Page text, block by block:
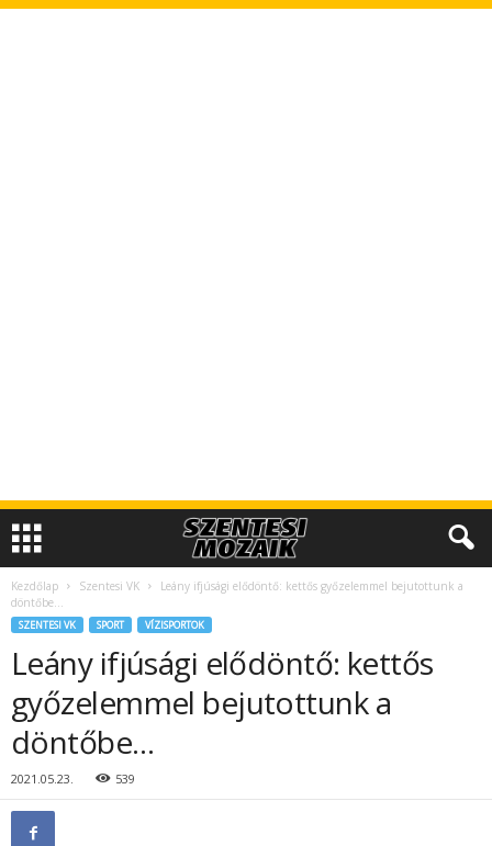
Kezdőlap Szentesi VK
Leány ifjúsági elődöntő: kettős győzelemmel bejutottunk a
döntőbe…
SZENTESI VK SPORT VÍZISPORTOK
Leány ifjúsági elődöntő: kettős
győzelemmel bejutottunk a
döntőbe…
2021.05.23. 539